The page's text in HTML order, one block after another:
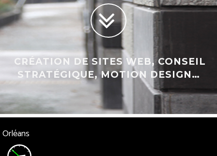
CRÉATION DE SITES WEB, CONSEIL
STRATÉGIQUE, MOTION DESIGN…
Orléans